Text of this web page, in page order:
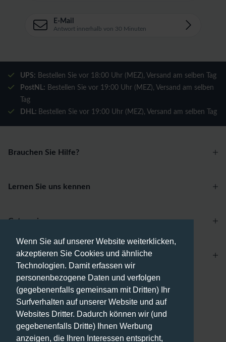
Wenn Sie auf unserer Website weiterklicken,
akzeptieren Sie Cookies und ähnliche
Technologien. Damit erfassen wir
personenbezogene Daten und verfolgen
(gegebenenfalls gemeinsam mit Dritten) Ihr
Surfverhalten auf unserer Website und auf
Websites Dritter. Dadurch können wir (und
gegebenenfalls Dritte) Ihnen Werbung
anzeigen, die Ihren Interessen entspricht,
E-Mail
Antwort innerhalb von 30 Minuten
UPS: Bestellen Sie vor 18:00 Uhr (MEZ), Versand am selben Tag
PostNL: Bestellen Sie vor 19:00 Uhr (MEZ), Versand am selben
Tag
DHL: Bestellen Sie vor 19:00 Uhr (MEZ), Versand am selben Tag
Brauchen Sie Hilfe?
Lernen Sie uns kennen
Zahlungsmethoden
Versandmethoden
Categories
Account